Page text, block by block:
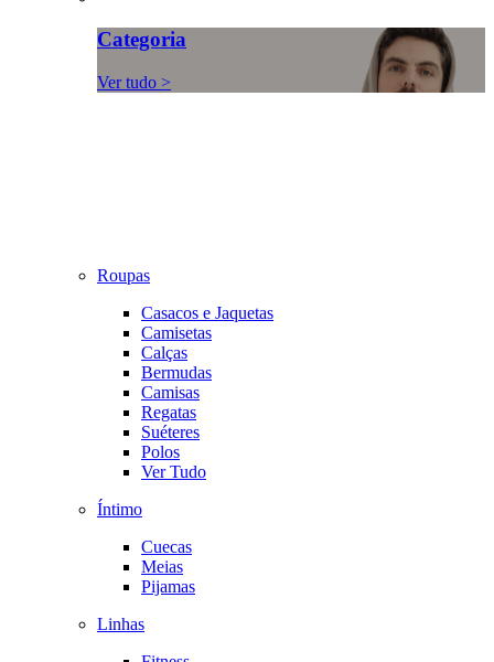
Categoria
Ver tudo >
Roupas
Casacos e Jaquetas
Camisetas
Calças
Bermudas
Camisas
Regatas
Suéteres
Polos
Ver Tudo
Íntimo
Cuecas
Meias
Pijamas
Linhas